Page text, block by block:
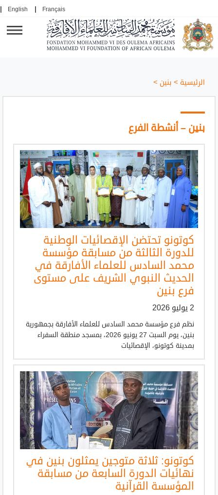
Français
English
الرئيسية > بنين >
بنين – أنشطة الفرع
كوتونو تحتضن الإقصائيات الوطنية
للدورة الثالثة من مسابقة مؤسسة
محمد السادس للعلماء الأفارقة في
الحديث النبوي الشريف على مستوى
فرع بنين
2 يوليو 2026
نظم فرع مؤسسة محمد السادس للعلماء الأفارقة بجمهورية
بنين، يوم السبت 27 يونيو 2026، بمسجد منطقة السفراء
بمدينة كوتونو، الإقصائيات
كوتونو: ثلاثة متوجين يمثلون بنين في
نهائيات الدورة السابعة من مسابقة
المؤسسة القرآنية